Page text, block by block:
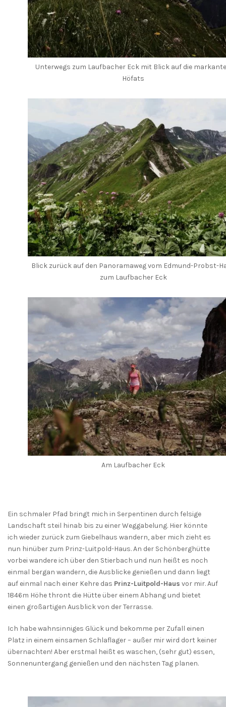
Unterwegs zum Laufbacher Eck mit Blick auf die
Höfats
Blick zurück auf den Panoramaweg vom Edmund-Probst-
zum Laufbacher Eck
Am Laufbacher Eck
Ein schmaler Pfad bringt mich in Serpentinen durch felsige
Landschaft steil hinab bis zu einer Weggabelung. Hier könnte
ich wieder zurück zum Giebelhaus wandern, aber mich zieht es
nun hinüber zum Prinz-Luitpold-Haus. An der Schönberghütte
vorbei wandere ich über den Stierbach und nun heißt es noch
einmal bergan wandern, die Ausblicke genießen und dann liegt
auf einmal nach einer Kehre das Prinz-Luitpold-Haus vor mir. Auf
1846m Höhe thront die Hütte über einem Abhang und bietet
einen großartigen Ausblick von der Terrasse.
Ich habe wahnsinniges Glück und bekomme per Zufall einen
Platz in einem einsamen Schlaflager – außer mir wird dort keiner
übernachten! Aber erstmal heißt es waschen, (sehr gut) essen,
Sonnenuntergang genießen und den nächsten Tag planen.